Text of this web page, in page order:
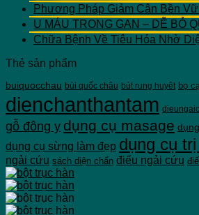
Phương Pháp Giảm Cân Bền
U MÁU TRONG GAN – DỄ BỎ
Chữa Bệnh Về Tiêu Hóa Nhờ
Thẻ sản phẩm
buiquocchau bùi quốc châu bút rung huyêt bọ
dienchanthantam
gỗ đông y dụng cụ masage
dụng cụ sừng làm đẹp dụng cụ
ngải cứu sách diện chẩn điếu ngải cứu